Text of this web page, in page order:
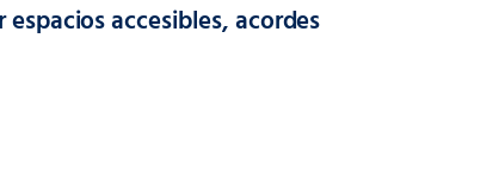
accesibles, acordes